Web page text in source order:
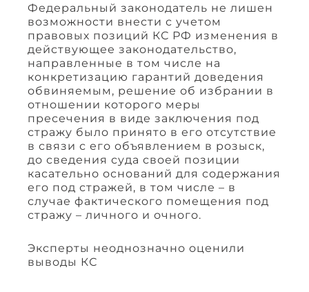
Федеральный законодатель не лишен
возможности внести с учетом
правовых позиций КС РФ изменения в
действующее законодательство,
направленные в том числе на
конкретизацию гарантий доведения
обвиняемым, решение об избрании в
отношении которого меры
пресечения в виде заключения под
стражу было принято в его отсутствие
в связи с его объявлением в розыск,
до сведения суда своей позиции
касательно оснований для содержания
его под стражей, в том числе – в
случае фактического помещения под
стражу – личного и очного.
Эксперты неоднозначно оценили
выводы КС